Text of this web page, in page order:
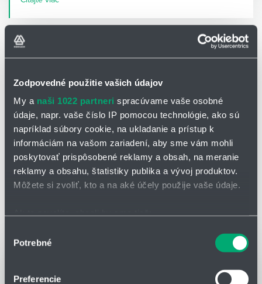
Zodpovedné použitie vašich údajov
My a naši 1022 partneri spracúvame vaše osobné
údaje, napr. vaše číslo IP pomocou technológie, ako sú
napríklad súbory cookie, na ukladanie a prístup k
informáciám na vašom zariadení, aby sme vám mohli
poskytovať prispôsobené reklamy a obsah, na meranie
reklamy a obsahu, štatistiky publika a vývoj produktov.
Môžete si zvoliť, kto a na aké účely použije vaše údaje.
polohe s presnosťou na niekoľko metrov
súhlasu
Potrebné
Preferencie
Vyhľadať
VŠETKY ČLÁNKY
Zoradiť